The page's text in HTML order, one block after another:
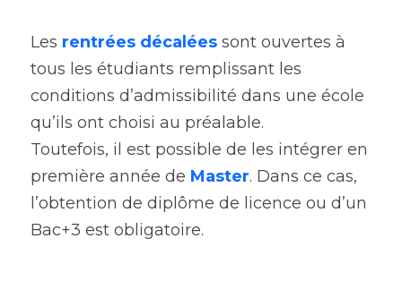
Espace abonné
Les rentrées décalées sont ouvertes à
tous les étudiants remplissant les
conditions d’admissibilité dans une école
qu’ils ont choisi au préalable.
Toutefois, il est possible de les intégrer en
première année de Master. Dans ce cas,
l’obtention de diplôme de licence ou d’un
Bac+3 est obligatoire.